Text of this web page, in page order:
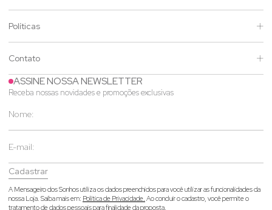
Políticas
Contato
ASSINE NOSSA NEWSLETTER
Receba nossas novidades e promoções exclusivas
Cadastrar
A Mensageiro dos Sonhos utiliza os dados preenchidos para você utilizar as funcionalidades da
nossa Loja. Saiba mais em: Política de Privacidade. Ao concluir o cadastro, você permite o
tratamento de dados pessoais para finalidade da proposta.